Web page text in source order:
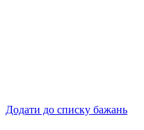
Додати до списку бажань